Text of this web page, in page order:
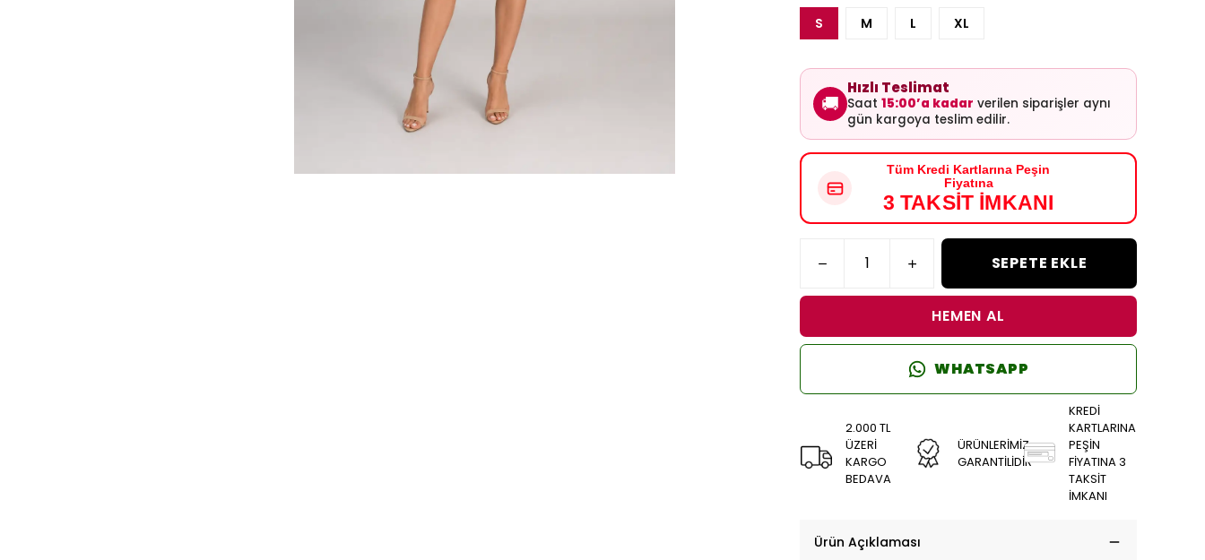
S
M L XL
🚚
Hızlı Teslimat
Saat 15:00’a kadar verilen siparişler aynı
gün kargoya teslim edilir.
Tüm Kredi Kartlarına Peşin
Fiyatına
3 TAKSİT İMKANI
SEPETE EKLE
HEMEN AL
WHATSAPP
2.000 TL
ÜZERİ
KARGO
BEDAVA
ÜRÜNLERİMİZ
GARANTİLİDİR
KREDİ
KARTLARINA
PEŞİN
FİYATINA 3
TAKSİT
İMKANI
Ürün Açıklaması